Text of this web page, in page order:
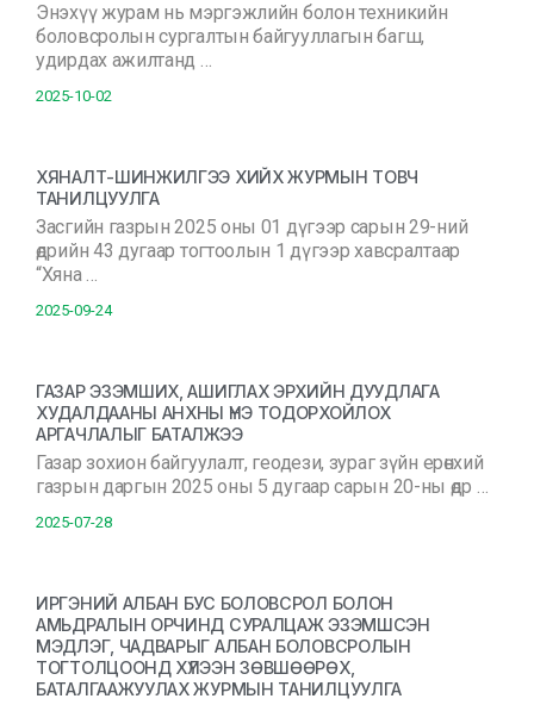
Энэхүү журам нь мэргэжлийн болон техникийн
боловсролын сургалтын байгууллагын багш,
удирдах ажилтанд …
2025-10-02
ХЯНАЛТ-ШИНЖИЛГЭЭ ХИЙХ ЖУРМЫН ТОВЧ
ТАНИЛЦУУЛГА
Засгийн газрын 2025 оны 01 дүгээр сарын 29-ний
өдрийн 43 дугаар тогтоолын 1 дүгээр хавсралтаар
“Хяна …
2025-09-24
ГАЗАР ЭЗЭМШИХ, АШИГЛАХ ЭРХИЙН ДУУДЛАГА
ХУДАЛДААНЫ АНХНЫ ҮНЭ ТОДОРХОЙЛОХ
АРГАЧЛАЛЫГ БАТАЛЖЭЭ
Газар зохион байгуулалт, геодези, зураг зүйн ерөнхий
газрын даргын 2025 оны 5 дугаар сарын 20-ны өдр …
2025-07-28
ИРГЭНИЙ АЛБАН БУС БОЛОВСРОЛ БОЛОН
АМЬДРАЛЫН ОРЧИНД СУРАЛЦАЖ ЭЗЭМШСЭН
МЭДЛЭГ, ЧАДВАРЫГ АЛБАН БОЛОВСРОЛЫН
ТОГТОЛЦООНД ХҮЛЭЭН ЗӨВШӨӨРӨХ,
БАТАЛГААЖУУЛАХ ЖУРМЫН ТАНИЛЦУУЛГА